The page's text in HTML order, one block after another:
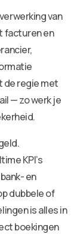
van
facturen en
de regie met
— zo werk je
KPI’s
en
dubbele of
is alles in
boekingen